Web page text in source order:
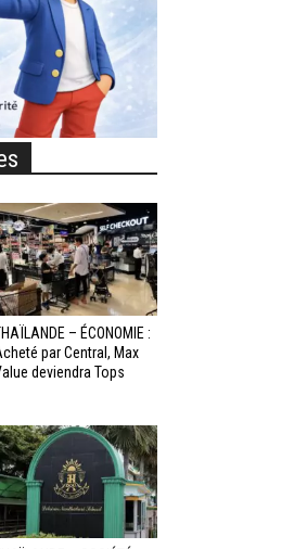
– ÉCONOMIE :
par Central, Max
deviendra Tops